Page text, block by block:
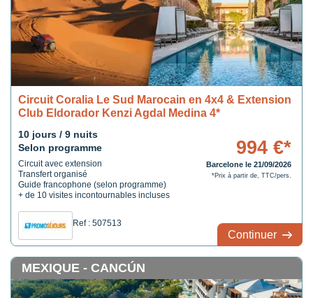
Circuit Coralia Le Sud Marocain en 4x4 & Extension
Club Eldorador Kenzi Agdal Medina 4*
10 jours / 9 nuits
Selon programme
Circuit avec extension
Transfert organisé
Guide francophone (selon programme)
+ de 10 visites incontournables incluses
Ref : 507513
994 €*
Barcelone le 21/09/2026
*Prix à partir de, TTC/pers.
Continuer
MEXIQUE - CANCÚN